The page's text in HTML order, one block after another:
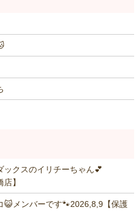
ックスのイリチーちゃん💕
】
😺メンバーです🐾2026,8,9【保護